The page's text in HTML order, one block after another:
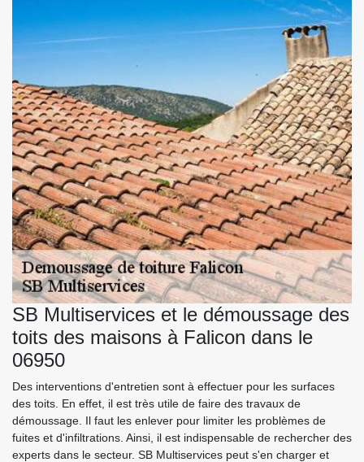
SB Multiservices et le démoussage des
toits des maisons à Falicon dans le
06950
Des interventions d'entretien sont à effectuer pour les surfaces
des toits. En effet, il est très utile de faire des travaux de
démoussage. Il faut les enlever pour limiter les problèmes de
fuites et d'infiltrations. Ainsi, il est indispensable de rechercher des
experts dans le secteur. SB Multiservices peut s'en charger et